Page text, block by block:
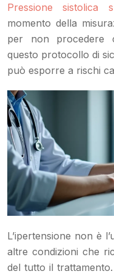
Pressione sistolica
momento della
per non procedere
questo protocollo di
può esporre a rischi
L’ipertensione non è
altre condizioni che
del tutto il